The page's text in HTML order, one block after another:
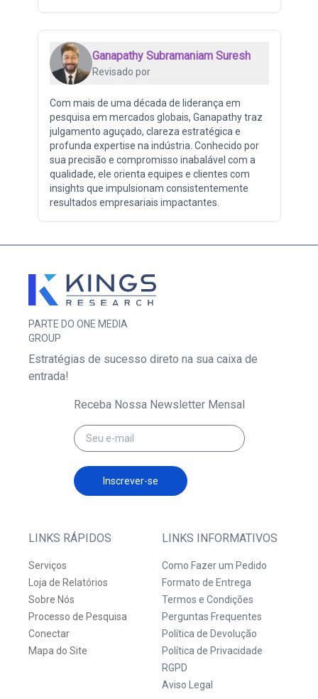
Ganapathy Subramaniam Suresh
Revisado por
Com mais de uma década de liderança em
pesquisa em mercados globais, Ganapathy traz
julgamento aguçado, clareza estratégica e
profunda expertise na indústria. Conhecido por
sua precisão e compromisso inabalável com a
qualidade, ele orienta equipes e clientes com
insights que impulsionam consistentemente
resultados empresariais impactantes.
PARTE DO ONE MEDIA
GROUP
LINKS RÁPIDOS
Serviços
Loja de Relatórios
Sobre Nós
Processo de Pesquisa
Conectar
Mapa do Site
LINKS INFORMATIVOS
Como Fazer um Pedido
Formato de Entrega
Termos e Condições
Perguntas Frequentes
Política de Devolução
Política de Privacidade
RGPD
Aviso Legal
Estratégias de sucesso direto na sua caixa de
entrada!
Receba Nossa Newsletter Mensal
Inscrever-se